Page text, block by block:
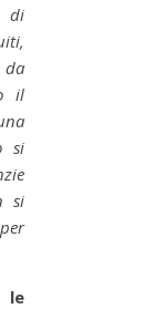
di
da
il
si
si
le